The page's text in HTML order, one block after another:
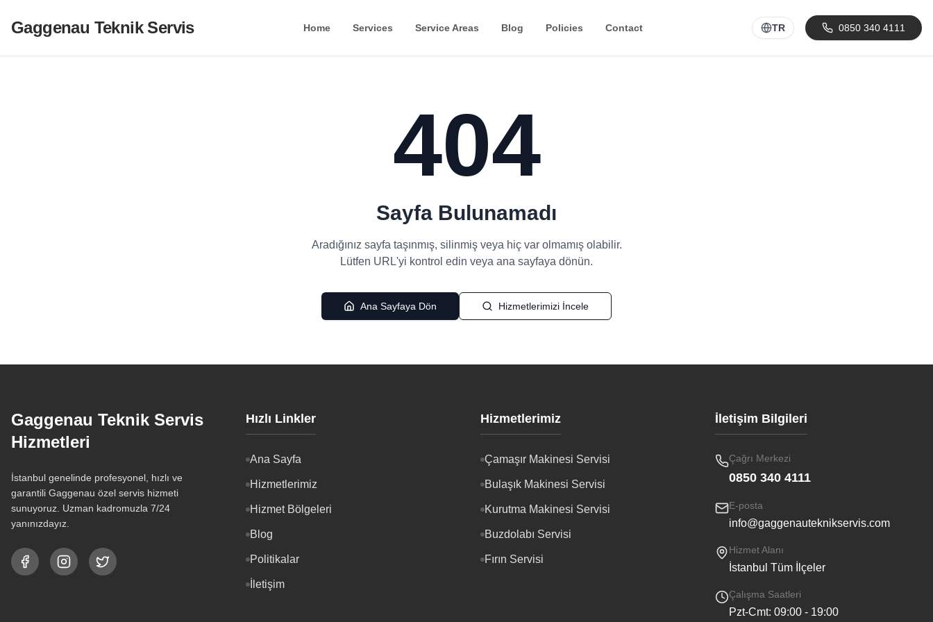
Gaggenau Teknik Servis Home Services Service Areas Blog Policies Contact TR 0850 340 4111
404
Sayfa Bulunamadı
Aradığınız sayfa taşınmış, silinmiş veya hiç var olmamış olabilir.
Lütfen URL'yi kontrol edin veya ana sayfaya dönün.
Ana Sayfaya Dön Hizmetlerimizi İncele
Gaggenau Teknik Servis
Hizmetleri
İstanbul genelinde profesyonel, hızlı ve
garantili Gaggenau özel servis hizmeti
sunuyoruz. Uzman kadromuzla 7/24
yanınızdayız.
Hızlı Linkler
Ana Sayfa
Hizmetlerimiz
Hizmet Bölgeleri
Blog
Politikalar
İletişim
Hizmetlerimiz
Çamaşır Makinesi Servisi
Bulaşık Makinesi Servisi
Kurutma Makinesi Servisi
Buzdolabı Servisi
Fırın Servisi
İletişim Bilgileri
Çağrı Merkezi
0850 340 4111
E-posta
info@gaggenauteknikservis.com
Hizmet Alanı
İstanbul Tüm İlçeler
Çalışma Saatleri
Pzt-Cmt: 09:00 - 19:00